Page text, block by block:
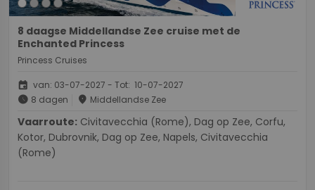
8 daagse Middellandse Zee cruise met de
Enchanted Princess
Princess Cruises
event van: 03-07-2027 - Tot: 10-07-2027
schedule 8 dagen place Middellandse Zee
Vaarroute:
Kotor, Dubrovnik, Dag op Zee, Napels, Civitavecchia
(Rome)